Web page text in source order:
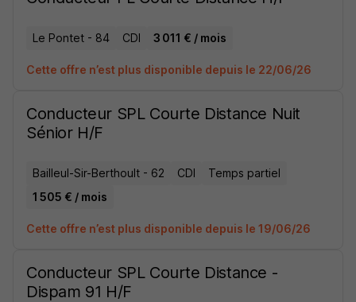
Le Pontet - 84 CDI 3 011 € / mois
Cette offre n’est plus disponible depuis le 22/06/26
Conducteur SPL Courte Distance Nuit
Sénior H/F
Bailleul-Sir-Berthoult - 62 CDI
Temps partiel
1 505 € / mois
Cette offre n’est plus disponible depuis le 19/06/26
Conducteur SPL Courte Distance -
Dispam 91 H/F